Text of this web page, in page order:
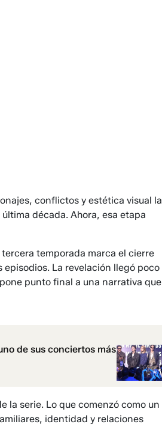
conflictos y estética visual la
década. Ahora, esa etapa
temporada marca el cierre
La revelación llegó poco
punto final a una narrativa que
de sus conciertos más
la serie. Lo que comenzó como un
identidad y relaciones